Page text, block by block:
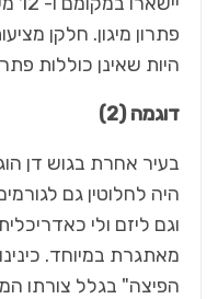
פתרון מיגון. חלקן
היות שאינן כוללות
דוגמה (2)
בעיר אחרת בגוש דן
היה לחלוטין גם
וגם ליזם ולי
מאתגרת במיוחד.
הפיצה" בגלל צורתו